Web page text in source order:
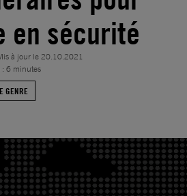
en sécurité
à jour le20.10.2021
: 6 minutes
GENRE